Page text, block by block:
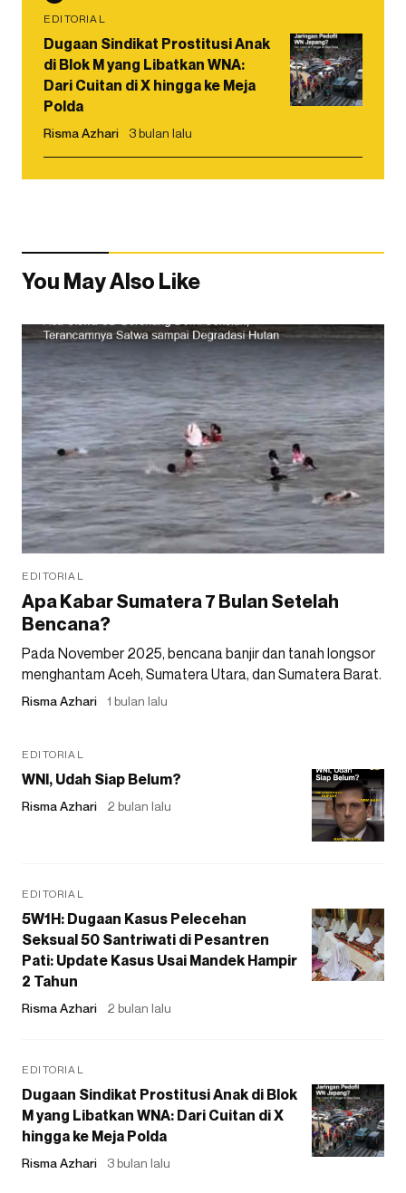
EDITORIAL
Dugaan Sindikat Prostitusi Anak
di Blok M yang Libatkan WNA:
Dari Cuitan di X hingga ke Meja
Polda
Risma Azhari 3 bulan lalu
You May Also Like
EDITORIAL
Apa Kabar Sumatera 7 Bulan Setelah
Bencana?
Pada November 2025, bencana banjir dan tanah longsor
menghantam Aceh, Sumatera Utara, dan Sumatera Barat.
Risma Azhari 1 bulan lalu
EDITORIAL
WNI, Udah Siap Belum?
Risma Azhari 2 bulan lalu
EDITORIAL
5W1H: Dugaan Kasus Pelecehan
Seksual 50 Santriwati di Pesantren
Pati: Update Kasus Usai Mandek Hampir
2 Tahun
Risma Azhari 2 bulan lalu
EDITORIAL
Dugaan Sindikat Prostitusi Anak di Blok
M yang Libatkan WNA: Dari Cuitan di X
hingga ke Meja Polda
Risma Azhari 3 bulan lalu